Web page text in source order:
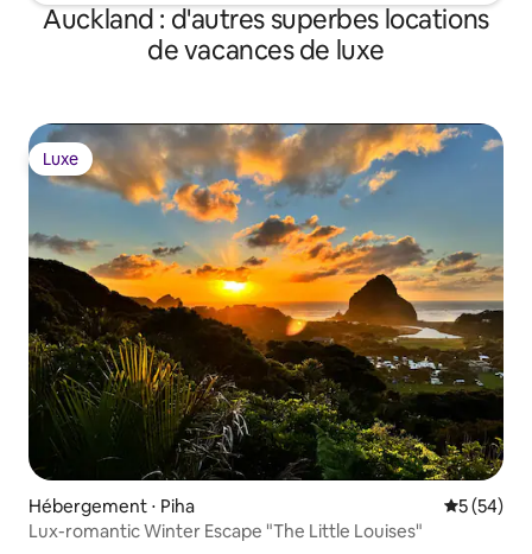
Auckland : d'autres superbes locations
de vacances de luxe
Luxe
Luxe
Hébergement ⋅ Piha
5 (54)
Lux-romantic Winter Escape "The Little Louises"